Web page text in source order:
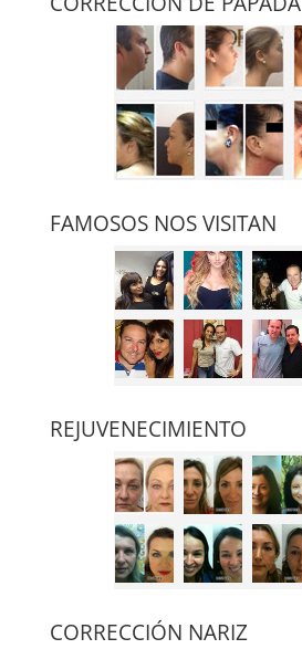
FAMOSOS NOS VISITAN
REJUVENECIMIENTO
CORRECCIÓN NARIZ